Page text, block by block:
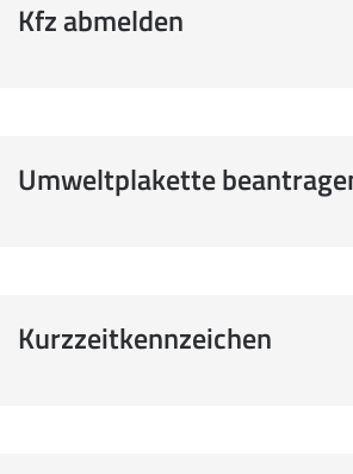
Kfz abmelden
Umweltplakette
Kurzzeitkennzeichen